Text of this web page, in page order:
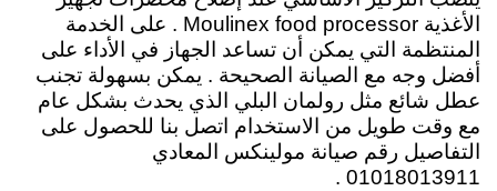
الأغذية Moulinex food processor . على الخدمة
المنتظمة التي يمكن أن تساعد الجهاز في الأداء على
أفضل وجه مع الصيانة الصحيحة . يمكن بسهولة تجنب
عطل شائع مثل رولمان البلي الذي يحدث بشكل عام
مع وقت طويل من الاستخدام اتصل بنا للحصول على
التفاصيل رقم صيانة مولينكس المعادي
01018013911 .